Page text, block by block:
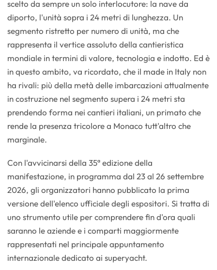
scelto da sempre un solo interlocutore: la nave da
diporto, l'unità sopra i 24 metri di lunghezza. Un
segmento ristretto per numero di unità, ma che
rappresenta il vertice assoluto della cantieristica
mondiale in termini di valore, tecnologia e indotto. Ed è
in questo ambito, va ricordato, che il made in Italy non
ha rivali: più della metà delle imbarcazioni attualmente
in costruzione nel segmento supera i 24 metri sta
prendendo forma nei cantieri italiani, un primato che
rende la presenza tricolore a Monaco tutt'altro che
marginale.
Con l'avvicinarsi della 35ª edizione della
manifestazione, in programma dal 23 al 26 settembre
2026, gli organizzatori hanno pubblicato la prima
versione dell'elenco ufficiale degli espositori. Si tratta di
uno strumento utile per comprendere fin d'ora quali
saranno le aziende e i comparti maggiormente
rappresentati nel principale appuntamento
internazionale dedicato ai superyacht.